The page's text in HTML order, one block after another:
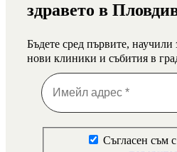
здравето в
Бъдете сред първите, научили
нови клиники и събития в
Съгласен съм с